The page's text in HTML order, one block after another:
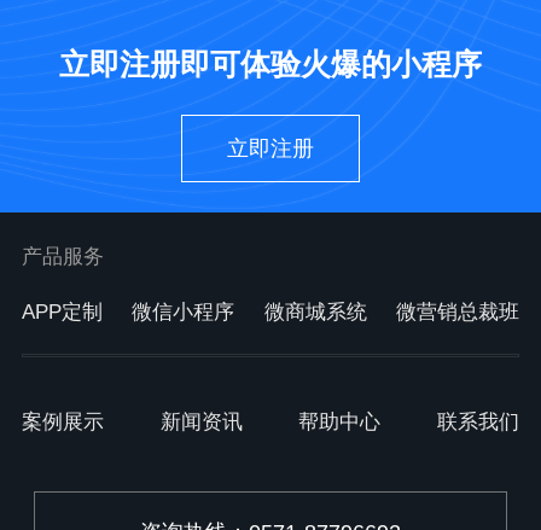
立即注册即可体验火爆的小程序
立即注册
产品服务
APP定制 微信小程序 微商城系统 微营销总裁班
案例展示 新闻资讯 帮助中心 联系我们